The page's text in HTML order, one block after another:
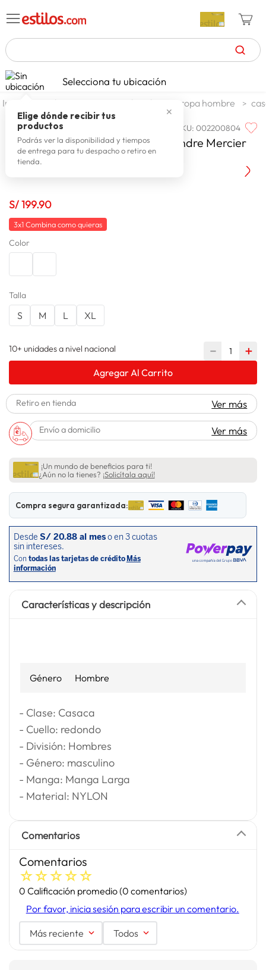
TÉRMINOS MÁS BUSCADOS
1. celulares
2. zapatillas mujer
3. zapatillas hombre
4. moda
6
7. laptop
8.
Selecciona tu ubicación
✕
Elige dónde recibir tus
productos
Podrás ver la disponibilidad y tiempos
de entrega para tu despacho o retiro en
tienda.
moda y accesorios hombre ropa hombre
ANDRE MERCIER SKU:002200804
Casaca Manga Larga Hombre Andre Mercier
Jacob
S/199.90
3x1 Combina como quieras
Color
Talla
S M L XL
10+ unidades a nivel nacional ＋
－
Agregar Al Carrito
Retiro en tienda Ver más
Envío a domicilio Ver más
¡Un mundo de beneficios para ti!
¿Aún no la tienes? ¡Solicítala aquí!
Compra segura garantizada:
Características y descripción
Género Hombre
- Clase: Casaca
- Cuello: redondo
- División: Hombres
- Género: masculino
- Manga: Manga Larga
- Material: NYLON
Comentarios
Comentarios
☆☆☆☆☆
0 Calificación promedio(0 comentarios)
Por favor, inicia sesión para escribir un comentario.
Más reciente Todos